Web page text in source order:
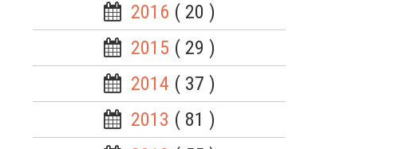
2016 ( 20 )
2015 ( 29 )
2014 ( 37 )
2013 ( 81 )